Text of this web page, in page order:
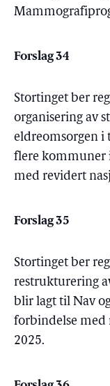
Forslag 34
Stortinget ber
organisering av
eldreomsorgen i
flere kommuner
med revidert
Forslag 35
Stortinget ber
restrukturering
blir lagt til Nav
forbindelse med
2025.